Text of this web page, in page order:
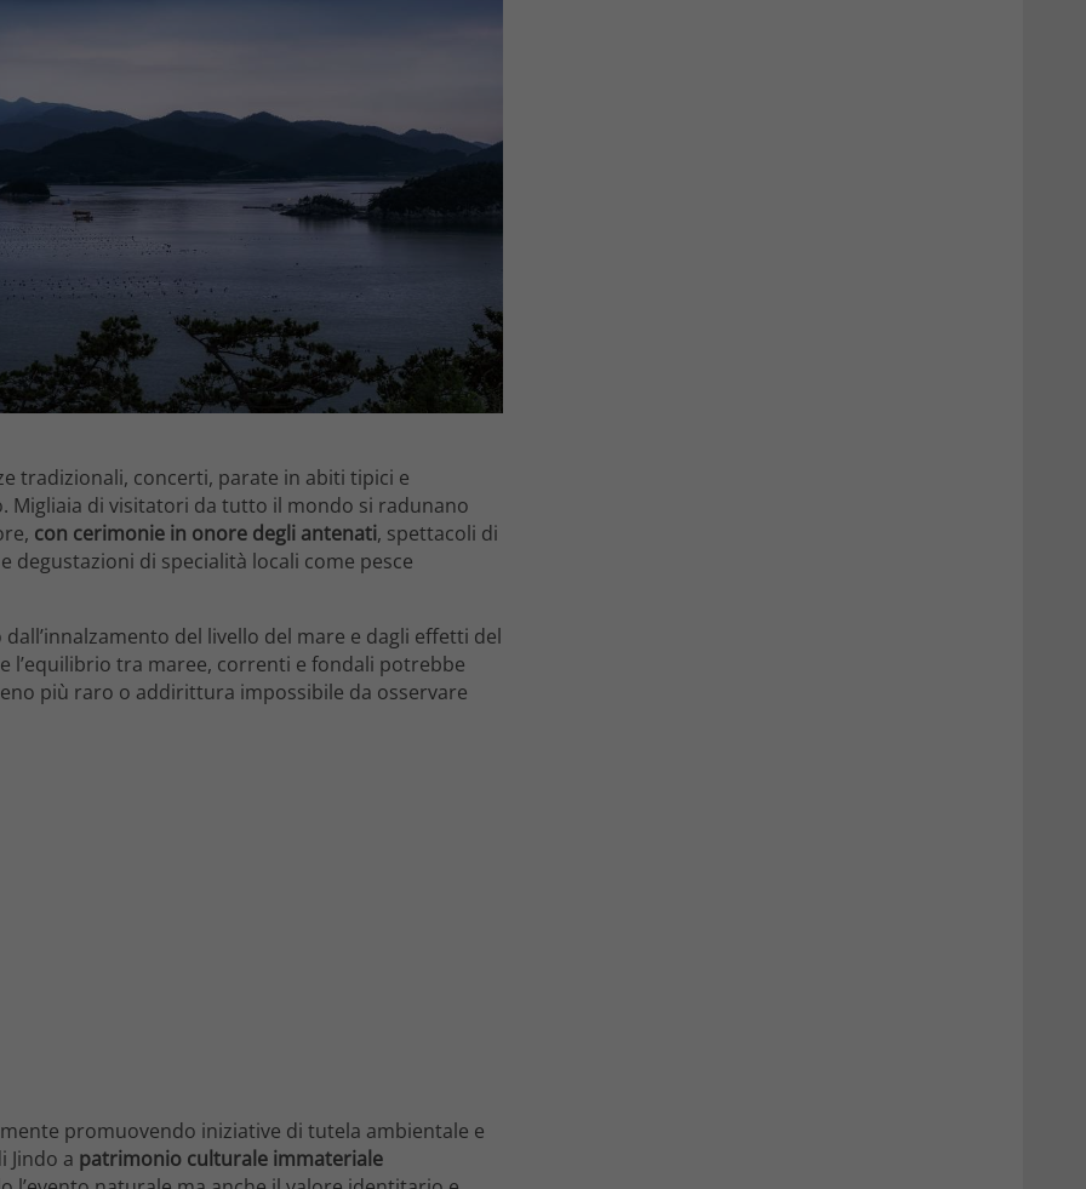
tradizionali, concerti, parate in abiti tipici e
Migliaia di visitatori da tutto il mondo si radunano
con cerimonie in onore degli antenati, spettacoli di
di specialità locali come pesce
del livello del mare e dagli effetti del
l’equilibrio tra maree, correnti e fondali potrebbe
più raro o addirittura impossibile da osservare
promuovendo iniziative di tutela ambientale e
Jindo a patrimonio culturale immateriale